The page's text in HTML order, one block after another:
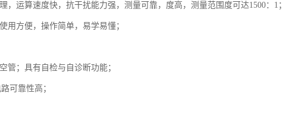
，运算速度快，抗干扰能力强，测量可靠，度高，测量范围度可达1500：1；
用方便，操作简单，易学易懂；
管；具有自检与自诊断功能；
可靠性高；